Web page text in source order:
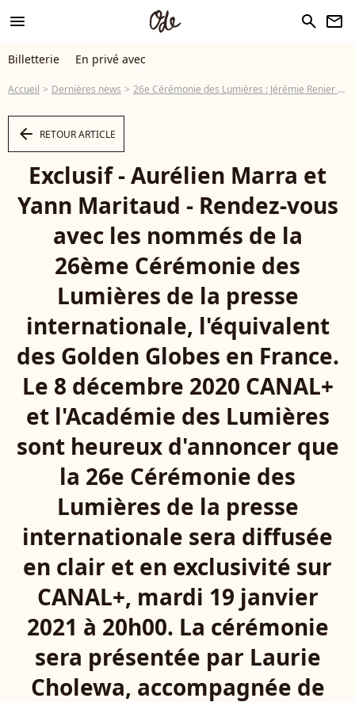
menu search newsletter
Billetterie En privé avec
Accueil Dernières news 26e Cérémonie des Lumières : Jérémie Renier et Nicolas Maury nommés, Gustave Kervern agacé
arrow_left RETOUR ARTICLE
Exclusif - Aurélien Marra et
Yann Maritaud - Rendez-vous
avec les nommés de la
26ème Cérémonie des
Lumières de la presse
internationale, l'équivalent
des Golden Globes en France.
Le 8 décembre 2020 CANAL+
et l'Académie des Lumières
sont heureux d'annoncer que
la 26e Cérémonie des
Lumières de la presse
internationale sera diffusée
en clair et en exclusivité sur
CANAL+, mardi 19 janvier
2021 à 20h00. La cérémonie
sera présentée par Laurie
Cholewa, accompagnée de